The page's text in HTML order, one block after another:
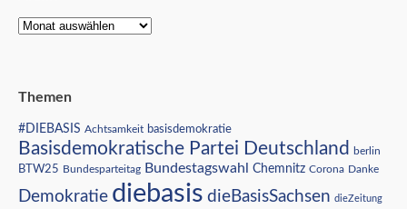
Themen
#DIEBASIS Achtsamkeit basisdemokratie
Basisdemokratische Partei Deutschland berlin
BTW25 Bundesparteitag Bundestagswahl Chemnitz Corona Danke
Demokratie diebasis dieBasisSachsen dieZeitung